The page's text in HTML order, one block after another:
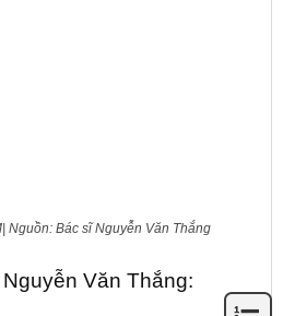
Nguồn: Bác sĩ Nguyễn Văn Thắng
Văn Thắng: